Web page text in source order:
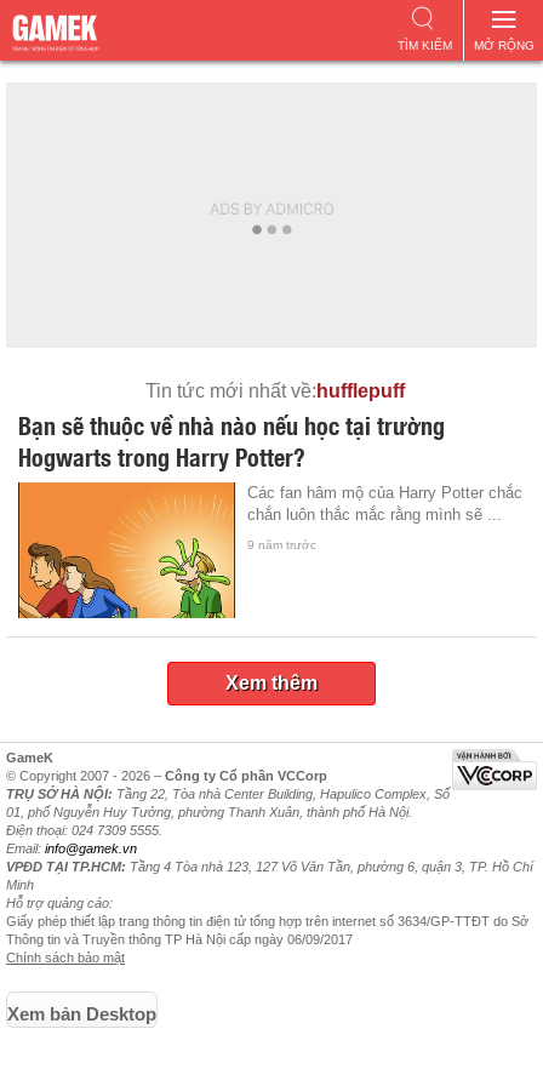
MỞ RỘNG
TÌM KIẾM
Tin tức mới nhất về: hufflepuff
Bạn sẽ thuộc về nhà nào nếu học tại trường
Hogwarts trong Harry Potter?
Các fan hâm mộ của Harry Potter chắc
chắn luôn thắc mắc rằng mình sẽ ...
9 năm trước
Xem thêm
GameK
© Copyright 2007 - 2026 – Công ty Cổ phần VCCorp
TRỤ SỞ HÀ NỘI: Tầng 22, Tòa nhà Center Building, Hapulico Complex, Số
01, phố Nguyễn Huy Tưởng, phường Thanh Xuân, thành phố Hà Nội.
Điện thoại: 024 7309 5555.
Email: info@gamek.vn
VPĐD TẠI TP.HCM: Tầng 4 Tòa nhà 123, 127 Võ Văn Tần, phường 6, quận 3, TP. Hồ Chí
Minh
Hỗ trợ quảng cáo:
Giấy phép thiết lập trang thông tin điện tử tổng hợp trên internet số 3634/GP-TTĐT do Sở
Thông tin và Truyền thông TP Hà Nội cấp ngày 06/09/2017
Chính sách bảo mật
Xem bản Desktop